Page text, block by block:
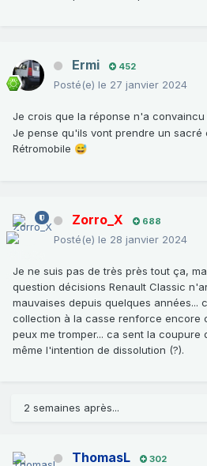
Ermi 452
Posté(e) le 27 janvier 2024
Je crois que la réponse n'a convaincu
Je pense qu'ils vont prendre un sacré
Rétromobile 😅
Zorro_X 688
Posté(e) le 28 janvier 2024
Je ne suis pas de très près tout ça,
question décisions Renault Classic
mauvaises depuis quelques années...
collection à la casse renforce encore
peux me tromper... ca sent la coupure
même l'intention de dissolution (?).
2 semaines après...
ThomasL 302